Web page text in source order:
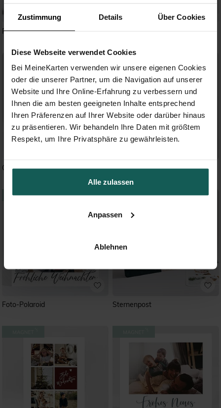
Zustimmung Details Über Cookies
Diese Webseite verwendet Cookies
Bei MeineKarten verwenden wir unsere eigenen Cookies
oder die unserer Partner, um die Navigation auf unserer
Website und Ihre Online-Erfahrung zu verbessern und
Ihnen die am besten geeigneten Inhalte entsprechend
Ihren Präferenzen auf Ihrer Website oder darüber hinaus
zu präsentieren. Wir behandeln Ihre Daten mit größtem
Respekt, um Ihre Privatsphäre zu gewährleisten.
Alle zulassen
Anpassen
Ablehnen
Foto-Gitter
Christmas Love Weihnachtskrone
Foto-Polaroid Sternenpost